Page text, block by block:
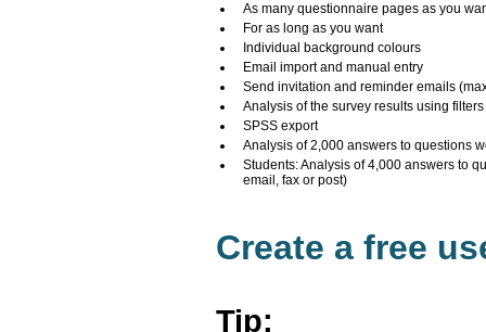
As many questionnaire pages as you
For as long as you want
Individual background colours
Email import and manual entry
Send invitation and reminder emails
Analysis of the survey results using filters
SPSS export
Analysis of 2,000 answers to questions
Students: Analysis of 4,000 answers to
email, fax or post)
Create a free
Tip: